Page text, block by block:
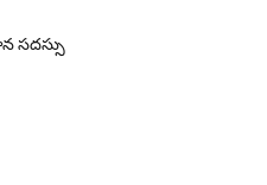
సదస్సు